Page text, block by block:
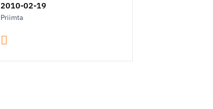
2010-02-19
Priimta